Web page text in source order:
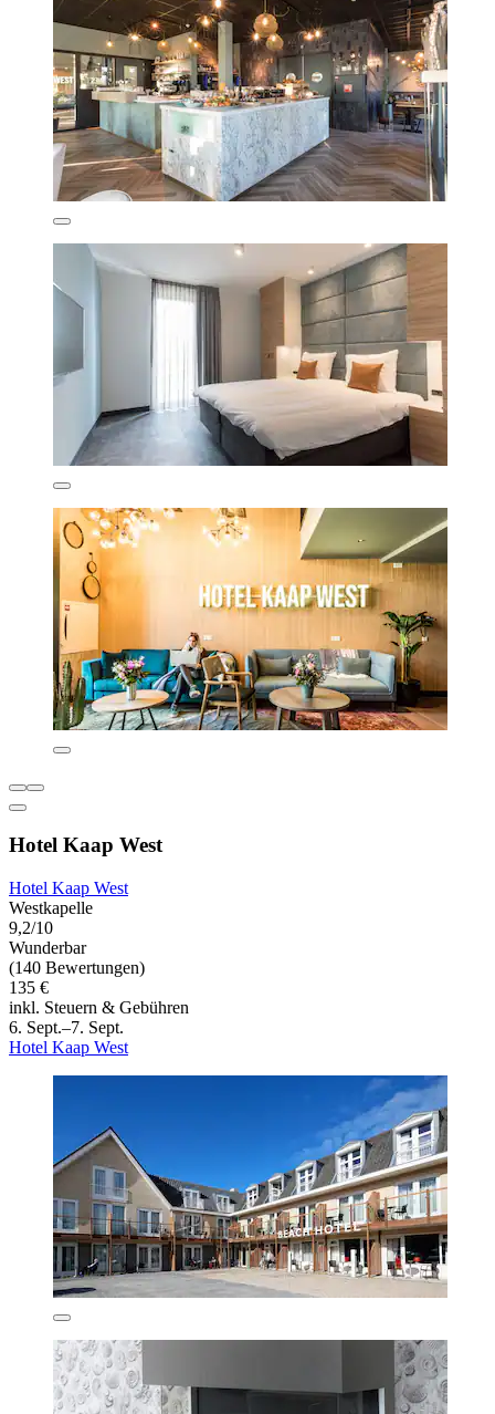
Hotel Kaap West
Hotel Kaap West
Westkapelle
9,2/10
Wunderbar
(140 Bewertungen)
135 €
inkl. Steuern & Gebühren
6. Sept.–7. Sept.
Hotel Kaap West